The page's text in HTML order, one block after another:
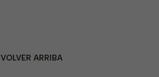
VOLVER ARRIBA